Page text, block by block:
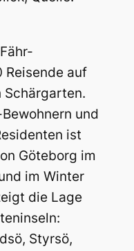
Reisende auf
Schärgarten.
und
ist
Göteborg im
im Winter
die Lage
Styrsö,